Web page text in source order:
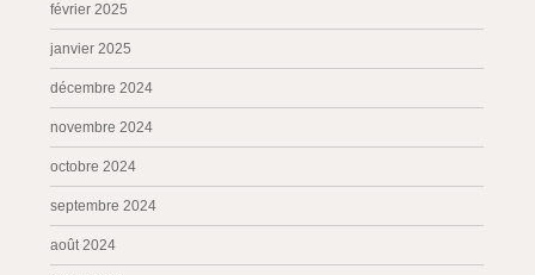
février 2025
janvier 2025
décembre 2024
novembre 2024
octobre 2024
septembre 2024
août 2024